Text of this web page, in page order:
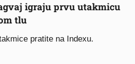
igraju prvu utakmicu
tlu
pratite na Indexu.